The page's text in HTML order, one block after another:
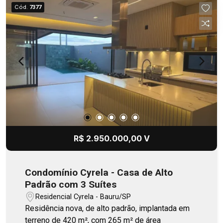
Cód. 7377
R$ 2.950.000,00 V
Condomínio Cyrela - Casa de Alto
Padrão com 3 Suítes
Residencial Cyrela - Bauru/SP
Residência nova, de alto padrão, implantada em
terreno de 420 m², com 265 m² de área